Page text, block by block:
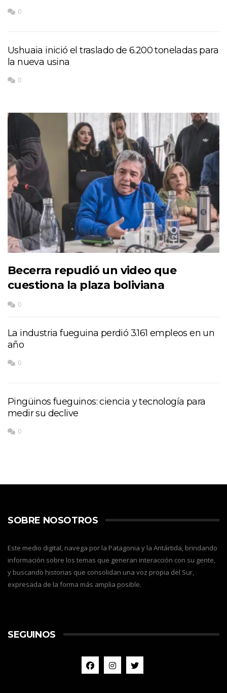
0
Ushuaia inició el traslado de 6.200 toneladas para
la nueva usina
0
Becerra repudió un video que
cuestiona la plaza boliviana
0
La industria fueguina perdió 3.161 empleos en un
año
0
Pingüinos fueguinos: ciencia y tecnología para
medir su declive
0
SOBRE NOSOTROS
Este medio digital, navega por la Patagonia y la Antártida, brindando
información sobre los temas que generan interacción con su gente,
y buscando historias que consolidan una voz propia del Sur,
expresada de la forma más amplia posible.
SEGUINOS